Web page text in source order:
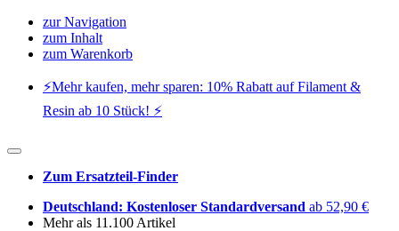
zur Navigation
zum Inhalt
zum Warenkorb
⚡️Mehr kaufen, mehr sparen: 10% Rabatt auf Filament &
Resin ab 10 Stück! ⚡️
Zum Ersatzteil-Finder
Deutschland: Kostenloser Standardversand ab 52,90 €
Mehr als 11.100 Artikel